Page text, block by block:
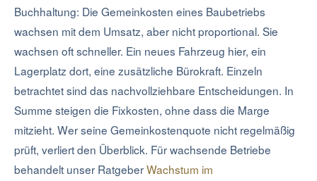
Buchhaltung: Die Gemeinkosten eines Baubetriebs
wachsen mit dem Umsatz, aber nicht proportional. Sie
wachsen oft schneller. Ein neues Fahrzeug hier, ein
Lagerplatz dort, eine zusätzliche Bürokraft. Einzeln
betrachtet sind das nachvollziehbare Entscheidungen. In
Summe steigen die Fixkosten, ohne dass die Marge
mitzieht. Wer seine Gemeinkostenquote nicht regelmäßig
prüft, verliert den Überblick. Für wachsende Betriebe
behandelt unser RatgeberWachstum im